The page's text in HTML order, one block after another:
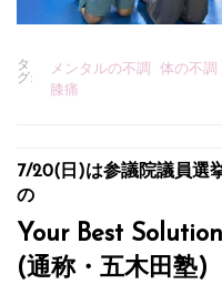
タ
グ:
メンタルの不調 体の不調
膝痛
7/20(日)は参議院議員選
の
Your Best
(通称・五木田塾)